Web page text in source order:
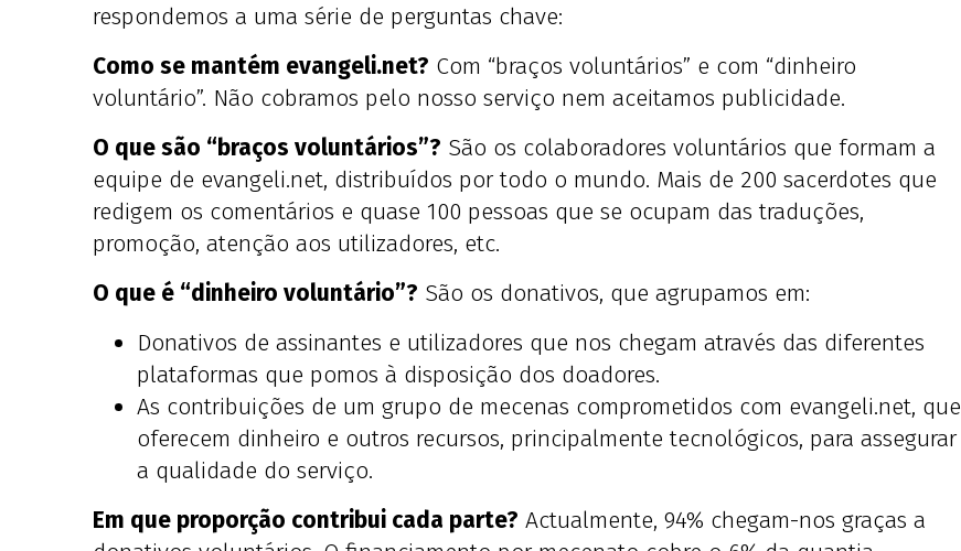
respondemos a uma série de perguntas chave:
Como se mantém evangeli.net? Com “braços voluntários” e com “dinheiro
voluntário”. Não cobramos pelo nosso serviço nem aceitamos publicidade.
O que são “braços voluntários”? São os colaboradores voluntários que formam a
equipe de evangeli.net, distribuídos por todo o mundo. Mais de 200 sacerdotes que
redigem os comentários e quase 100 pessoas que se ocupam das traduções,
promoção, atenção aos utilizadores, etc.
O que é “dinheiro voluntário”? São os donativos, que agrupamos em:
Donativos de assinantes e utilizadores que nos chegam através das diferentes
plataformas que pomos à disposição dos doadores.
As contribuições de um grupo de mecenas comprometidos com evangeli.net, que
oferecem dinheiro e outros recursos, principalmente tecnológicos, para assegurar
a qualidade do serviço.
Em que proporção contribui cada parte? Actualmente, 94% chegam-nos graças a